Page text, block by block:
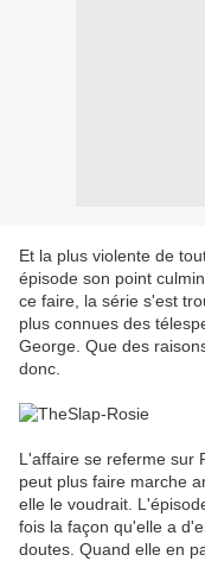
Et la plus violente de
épisode son point
ce faire, la série s'est
plus connues des
George. Que des
donc.
L'affaire se referme sur
peut plus faire marche
elle le voudrait.
fois la façon qu'elle a
doutes. Quand elle en